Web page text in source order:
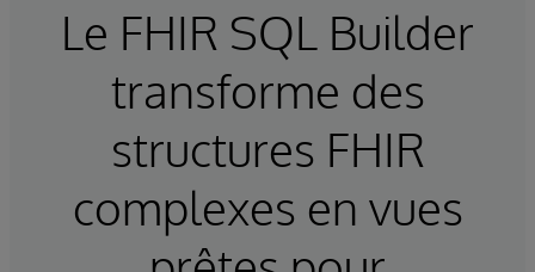
Le FHIR SQL Builder
transforme des
structures FHIR
complexes en vues